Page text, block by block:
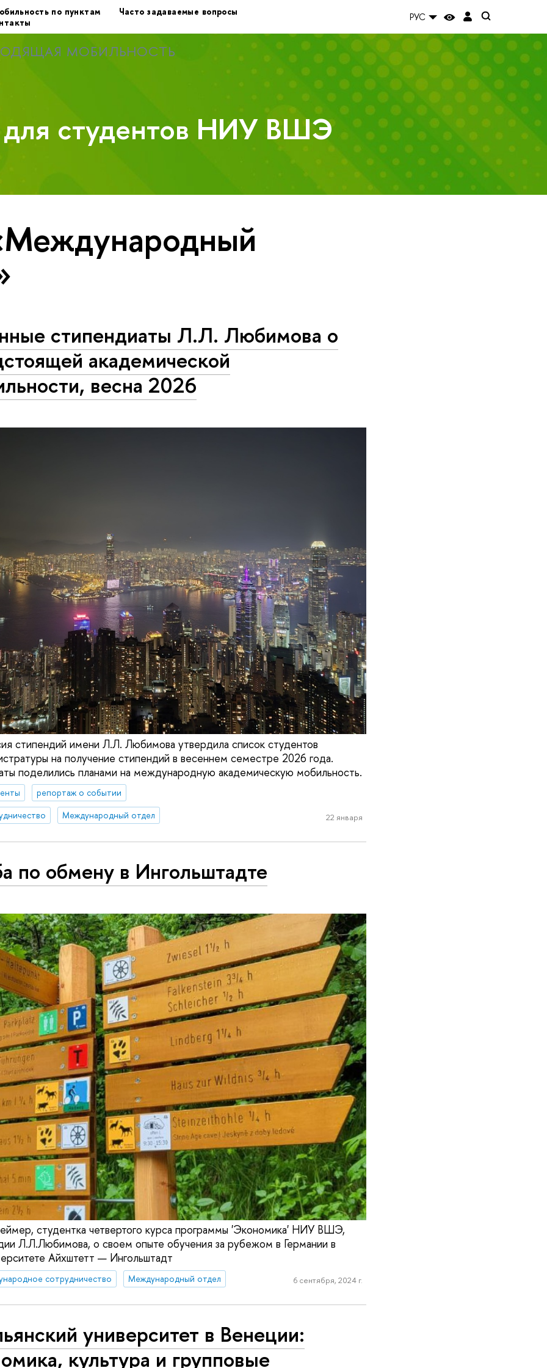
по пунктам
Часто задаваемые вопросы
РУС
МОБИЛЬНОСТЬ
для студентов НИУ ВШЭ
стипендиаты Л.Л. Любимова о
академической
весна 2026
стипендий имени Л.Л. Любимова утвердила список студентов
на получение стипендий в весеннем семестре 2026 года.
поделились планами на международную академическую мобильность.
репортаж о событии
Международный отдел 22 января
по обмену в Ингольштадте
студентка четвертого курса программы 'Экономика' НИУ ВШЭ,
Л.Л.Любимова, о своем опыте обучения за рубежом в Германии в
Айхштетт — Ингольштадт
сотрудничество Международный отдел 6 сентября, 2024 г.
университет в Венеции:
культура и групповые